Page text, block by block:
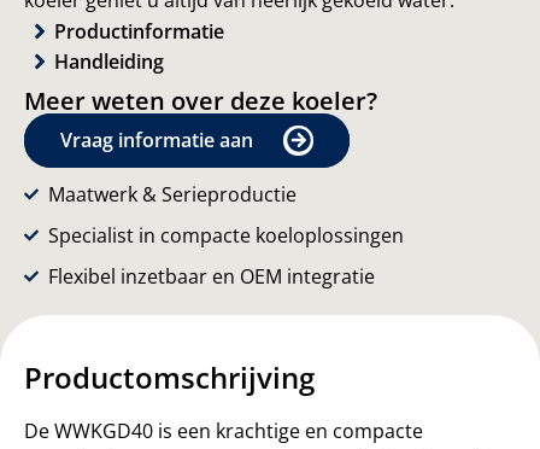
Productinformatie
Handleiding
Meer weten over deze koeler?
Vraag informatie aan
Maatwerk & Serieproductie
Specialist in compacte koeloplossingen
Flexibel inzetbaar en OEM integratie
Productomschrijving
De WWKGD40 is een krachtige en compacte